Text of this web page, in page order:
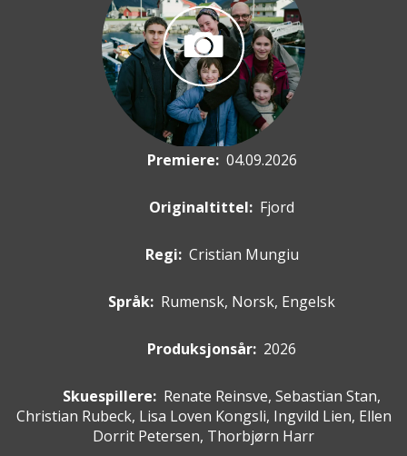
Premiere: 04.09.2026
Originaltittel: Fjord
Regi: Cristian Mungiu
Språk: Rumensk, Norsk, Engelsk
Produksjonsår: 2026
Skuespillere: Renate Reinsve, Sebastian Stan,
Christian Rubeck, Lisa Loven Kongsli, Ingvild Lien, Ellen
Dorrit Petersen, Thorbjørn Harr